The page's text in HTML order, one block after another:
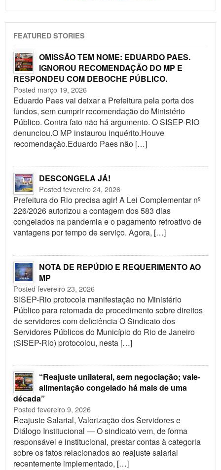
FEATURED STORIES
OMISSÃO TEM NOME: EDUARDO PAES.
IGNOROU RECOMENDAÇÃO DO MP E
RESPONDEU COM DEBOCHE PÚBLICO.
Posted março 19, 2026
Eduardo Paes vai deixar a Prefeitura pela porta dos
fundos, sem cumprir recomendação do Ministério
Público. Contra fato não há argumento. O SISEP-RIO
denunciou.O MP instaurou inquérito.Houve
recomendação.Eduardo Paes não […]
DESCONGELA JÁ!
Posted fevereiro 24, 2026
Prefeitura do Rio precisa agir! A Lei Complementar nº
226/2026 autorizou a contagem dos 583 dias
congelados na pandemia e o pagamento retroativo de
vantagens por tempo de serviço. Agora, […]
NOTA DE REPÚDIO E REQUERIMENTO AO
MP
Posted fevereiro 23, 2026
SISEP-Rio protocola manifestação no Ministério
Público para retomada de procedimento sobre direitos
de servidores com deficiência O Sindicato dos
Servidores Públicos do Município do Rio de Janeiro
(SISEP-Rio) protocolou, nesta […]
“Reajuste unilateral, sem negociação; vale-
alimentação congelado há mais de uma
década”
Posted fevereiro 9, 2026
Reajuste Salarial, Valorização dos Servidores e
Diálogo Institucional — O sindicato vem, de forma
responsável e institucional, prestar contas à categoria
sobre os fatos relacionados ao reajuste salarial
recentemente implementado, […]